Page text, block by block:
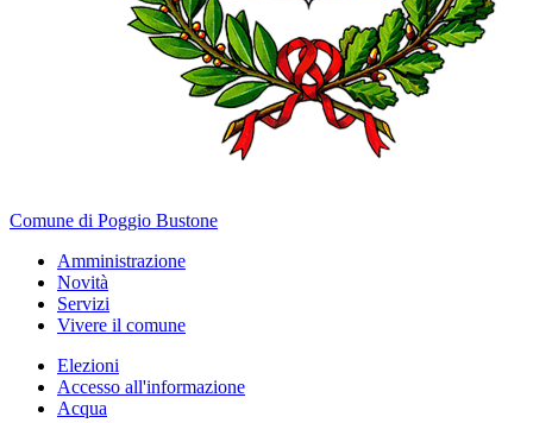
Comune di Poggio Bustone
Amministrazione
Novità
Servizi
Vivere il comune
Elezioni
Accesso all'informazione
Acqua